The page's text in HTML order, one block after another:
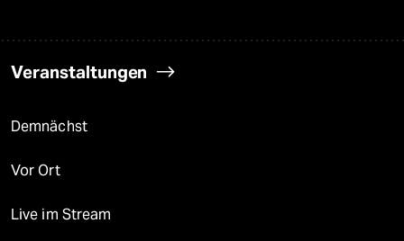
Veranstaltungen
Demnächst
Vor Ort
Live im Stream